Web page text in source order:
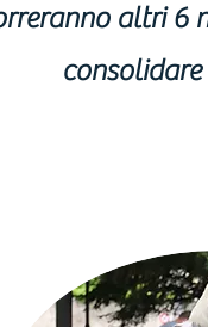
altri 6